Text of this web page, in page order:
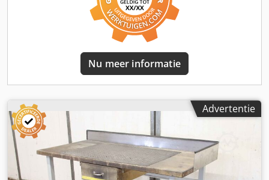
Nu meer informatie
Advertentie